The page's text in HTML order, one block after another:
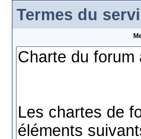
Termes du